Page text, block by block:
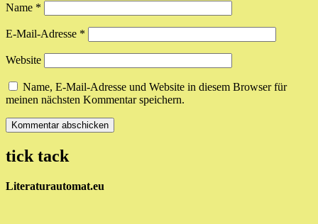
Name *
E-Mail-Adresse *
Website
Name, E-Mail-Adresse und Website in diesem Browser für
meinen nächsten Kommentar speichern.
tick tack
Literaturautomat.eu